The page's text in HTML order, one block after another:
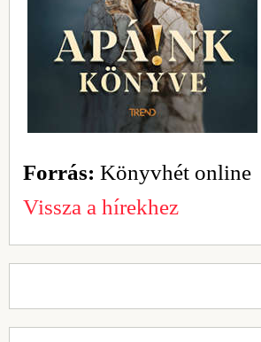
Forrás: Könyvhét online
Vissza a hírekhez